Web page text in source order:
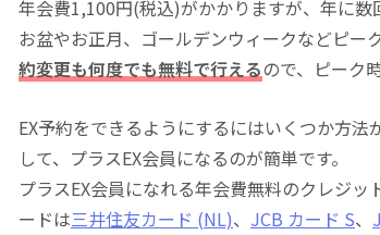
年会費1,100円(税込)がかかりますが、年に数
お盆やお正月、ゴールデンウィークなどピー
約変更も何度でも無料で行えるので、ピーク
EX予約をできるようにするにはいくつか方
して、プラスEX会員になるのが簡単です。
プラスEX会員になれる年会費無料のクレジ
ードは三井住友カード (NL)、 JCB カード S、